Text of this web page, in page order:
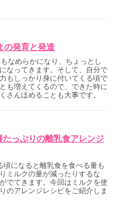
の発育と発達
なめらかになり、ちょっとし
なってきます。そして、自分で
もしっかり身に付いてくる頃で
も増えてくるので、できた時に
さんほめることも大事です。
たっぷりの離乳食アレンジ
頃になると離乳食を食べる量も
ミルクの量が減ったりするな
でてきます。今回はミルクを使
のアレンジレシピをご紹介しま